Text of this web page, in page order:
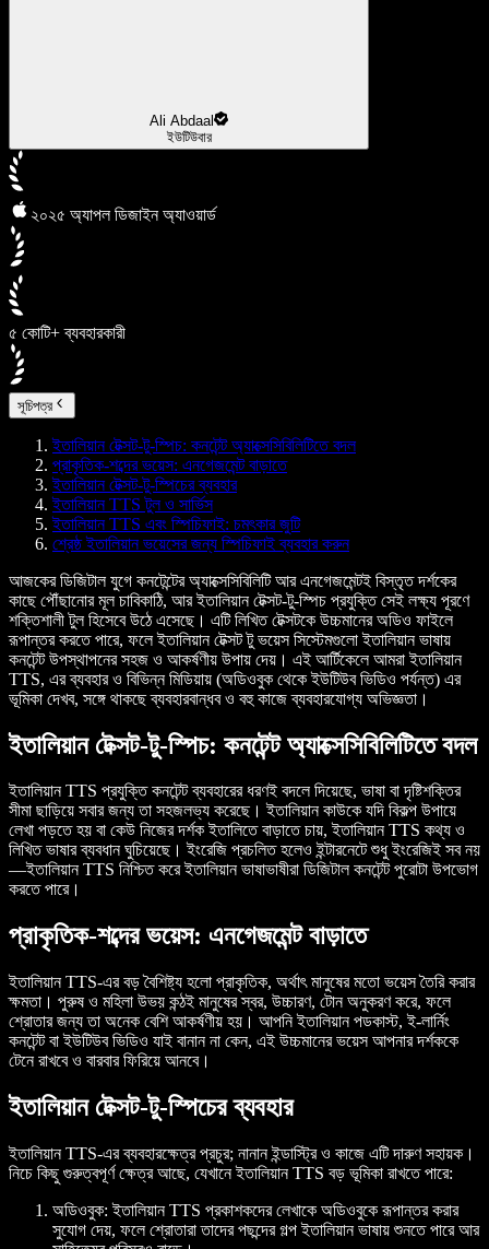
Ali Abdaal
ইউটিউবার
২০২৫ অ্যাপল ডিজাইন অ্যাওয়ার্ড
৫ কোটি+ ব্যবহারকারী
সূচিপত্র
ইতালিয়ান টেক্সট-টু-স্পিচ: কনটেন্ট অ্যাক্সেসিবিলিটিতে বদল
প্রাকৃতিক-শব্দের ভয়েস: এনগেজমেন্ট বাড়াতে
ইতালিয়ান টেক্সট-টু-স্পিচের ব্যবহার
ইতালিয়ান TTS টুল ও সার্ভিস
ইতালিয়ান TTS এবং স্পিচিফাই: চমৎকার জুটি
শ্রেষ্ঠ ইতালিয়ান ভয়েসের জন্য স্পিচিফাই ব্যবহার করুন
আজকের ডিজিটাল যুগে কনটেন্টের অ্যাক্সেসিবিলিটি আর এনগেজমেন্টই বিস্তৃত দর্শকের
কাছে পৌঁছানোর মূল চাবিকাঠি, আর ইতালিয়ান টেক্সট-টু-স্পিচ প্রযুক্তি সেই লক্ষ্য পূরণে
শক্তিশালী টুল হিসেবে উঠে এসেছে। এটি লিখিত টেক্সটকে উচ্চমানের অডিও ফাইলে
রূপান্তর করতে পারে, ফলে ইতালিয়ান টেক্সট টু ভয়েস সিস্টেমগুলো ইতালিয়ান ভাষায়
কনটেন্ট উপস্থাপনের সহজ ও আকর্ষণীয় উপায় দেয়। এই আর্টিকেলে আমরা ইতালিয়ান
TTS, এর ব্যবহার ও বিভিন্ন মিডিয়ায় (অডিওবুক থেকে ইউটিউব ভিডিও পর্যন্ত) এর
ভূমিকা দেখব, সঙ্গে থাকছে ব্যবহারবান্ধব ও বহু কাজে ব্যবহারযোগ্য অভিজ্ঞতা।
ইতালিয়ান টেক্সট-টু-স্পিচ: কনটেন্ট অ্যাক্সেসিবিলিটিতে বদল
ইতালিয়ান TTS প্রযুক্তি কনটেন্ট ব্যবহারের ধরণই বদলে দিয়েছে, ভাষা বা দৃষ্টিশক্তির
সীমা ছাড়িয়ে সবার জন্য তা সহজলভ্য করেছে। ইতালিয়ান কাউকে যদি বিকল্প উপায়ে
লেখা পড়তে হয় বা কেউ নিজের দর্শক ইতালিতে বাড়াতে চায়, ইতালিয়ান TTS কথ্য ও
লিখিত ভাষার ব্যবধান ঘুচিয়েছে। ইংরেজি প্রচলিত হলেও ইন্টারনেটে শুধু ইংরেজিই সব নয়
—ইতালিয়ান TTS নিশ্চিত করে ইতালিয়ান ভাষাভাষীরা ডিজিটাল কনটেন্ট পুরোটা উপভোগ
করতে পারে।
প্রাকৃতিক-শব্দের ভয়েস: এনগেজমেন্ট বাড়াতে
ইতালিয়ান TTS-এর বড় বৈশিষ্ট্য হলো প্রাকৃতিক, অর্থাৎ মানুষের মতো ভয়েস তৈরি করার
ক্ষমতা। পুরুষ ও মহিলা উভয় কন্ঠই মানুষের স্বর, উচ্চারণ, টোন অনুকরণ করে, ফলে
শ্রোতার জন্য তা অনেক বেশি আকর্ষণীয় হয়। আপনি ইতালিয়ান পডকাস্ট, ই-লার্নিং
কনটেন্ট বা ইউটিউব ভিডিও যাই বানান না কেন, এই উচ্চমানের ভয়েস আপনার দর্শককে
টেনে রাখবে ও বারবার ফিরিয়ে আনবে।
ইতালিয়ান টেক্সট-টু-স্পিচের ব্যবহার
ইতালিয়ান TTS-এর ব্যবহারক্ষেত্র প্রচুর; নানান ইন্ডাস্ট্রি ও কাজে এটি দারুণ সহায়ক।
নিচে কিছু গুরুত্বপূর্ণ ক্ষেত্র আছে, যেখানে ইতালিয়ান TTS বড় ভূমিকা রাখতে পারে:
অডিওবুক: ইতালিয়ান TTS প্রকাশকদের লেখাকে অডিওবুকে রূপান্তর করার
সুযোগ দেয়, ফলে শ্রোতারা তাদের পছন্দের গল্প ইতালিয়ান ভাষায় শুনতে পারে আর